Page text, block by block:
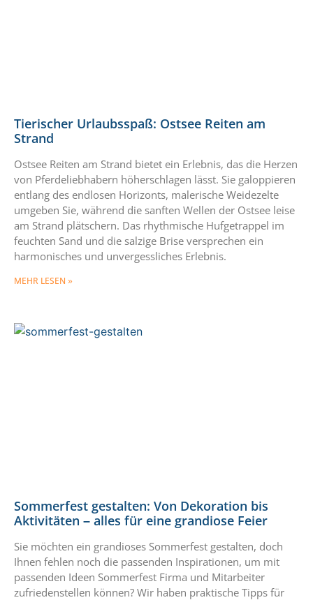
Tierischer Urlaubsspaß: Ostsee Reiten am
Strand
Ostsee Reiten am Strand bietet ein Erlebnis, das die Herzen
von Pferdeliebhabern höherschlagen lässt. Sie galoppieren
entlang des endlosen Horizonts, malerische Weidezelte
umgeben Sie, während die sanften Wellen der Ostsee leise
am Strand plätschern. Das rhythmische Hufgetrappel im
feuchten Sand und die salzige Brise versprechen ein
harmonisches und unvergessliches Erlebnis.
MEHR LESEN »
Sommerfest gestalten: Von Dekoration bis
Aktivitäten – alles für eine grandiose Feier
Sie möchten ein grandioses Sommerfest gestalten, doch
Ihnen fehlen noch die passenden Inspirationen, um mit
passenden Ideen Sommerfest Firma und Mitarbeiter
zufriedenstellen können? Wir haben praktische Tipps für